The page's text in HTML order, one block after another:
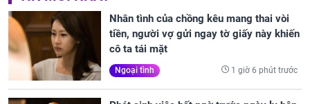
Nhân tình của chồng kêu mang thai vòi
tiền, người vợ gửi ngay tờ giấy này khiến
cô ta tái mặt
Ngoại tình 1 giờ 6 phút trước